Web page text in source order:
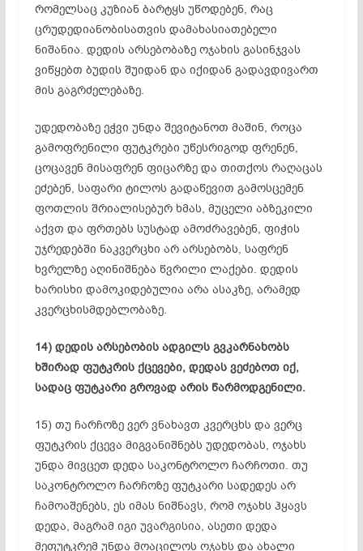
რომელსაც კუზიან ბარტყს უწოდებენ, რაც
ცრუდედიანობისათვისდამახასიათებელი
ნიშანია. დედის არსებობაზე ოჯახის გასინჯვას
ვიწყებთ ბუდის შუიდან და იქიდან გადავდივართ
მის გაგრძელებაზე.
უდედობაზეეჭვი უნდა შევიტანოთ მაშინ, როცა
გამოფრენილი ფუტკრები უწესრიგოდ ფრენენ,
ცოცავენ მისაფრენფიცარზე და თითქოს რაღაცას
ეძებენ, საფარი ტილოს გადაწევით გამოსცემენ
ფოთლის შრიალისებურხმას, მუცელი აბზეკილი
აქვთ და ფრთებს სუსტად ამოძრავებენ, ფიჭის
უჯრედებში ნაკვერცხი არ არსებობს, საფრენ
ხვრელზეაღინიშნება წვრილი ლაქები. დედის
ხარისხი დამოკიდებულია არა ასაკზე, არამედ
კვერცხისმდებლობაზე.
14) დედის არსებობის ადგილს გვკარნახობს
ხშირად ფუტკრის ქცევები, დედას ვეძებოთ იქ,
სადაც ფუტკარი გროვად არის წარმოდგენილი.
15) თუ ჩარჩოზევერ ვნახავთ კვერცხს და ვერც
ფუტკრის ქცევა მიგვანიშნებს უდედობას, ოჯახს
უნდა მივცეთ დედა საკონტროლო ჩარჩოთი. თუ
საკონტროლო ჩარჩოზეფუტკარი სადედეს არ
ჩამოაშენებს, ეს იმას ნიშნავს, რომ ოჯახს ჰყავს
დედა, მაგრამ იგი უვარგისია, ასეთი დედა
მეფუტკრემ უნდა მოაცილოს ოჯახს და ახალი